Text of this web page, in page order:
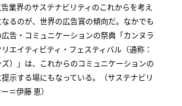
業界のサステナビリティのこれからを考え
るのが、世界の広告賞の傾向だ。なかでも
告・コミュニケーションの祭典「カンヌラ
エイティビティ・フェスティバル（通称：
）」は、これからのコミュニケーションの
示する場にもなっている。（サステナビリ
＝伊藤 恵）